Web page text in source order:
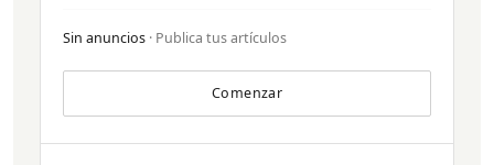
Sin anuncios · Publica tus artículos
Comenzar